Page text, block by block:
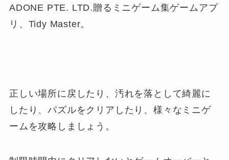
ADONE PTE. LTD.贈るミニゲーム集ゲームアプ
リ、Tidy Master。
正しい場所に戻したり、汚れを落として綺麗に
したり、パズルをクリアしたり、様々なミニゲ
ームを攻略しましょう。